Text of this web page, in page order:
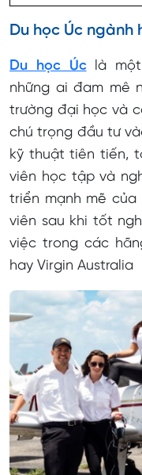
Du học Úc ngành
Du học Úclà một
những ai đam mê
trường đại học và
chú trọng đầu tư
kỹ thuật tiên tiến,
viên học tập và
triển mạnh mẽ của
viên sau khi tốt
việc trong các
hay Virgin Australia